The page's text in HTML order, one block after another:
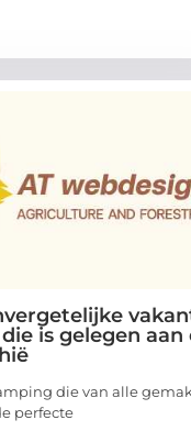
is gelegen aan
die van alle
perfecte